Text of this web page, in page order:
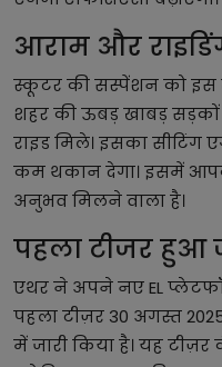
आराम और
स्कूटर की सस्पेंशन को इस
शहर की ऊबड़ खाबड़
राइड मिले। इसका सीटिंग
कम थकान देगा। इसमें
अनुभव मिलने वाला है।
पहला टीजर हुआ
एथर ने अपने नए EL
पहला टीज़र 30 अगस्त
में जारी किया है। यह